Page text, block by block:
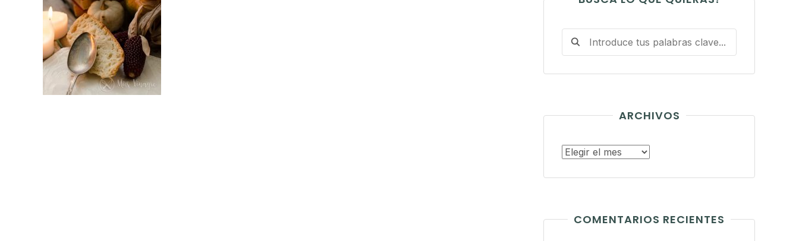
ARCHIVOS
Archivos
COMENTARIOS RECIENTES